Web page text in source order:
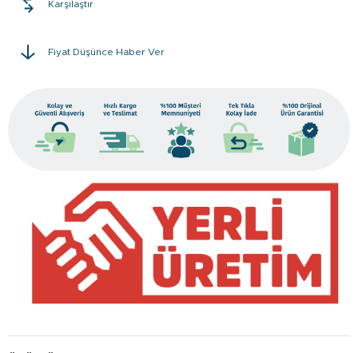
Karşılaştır
Fiyat Düşünce Haber Ver